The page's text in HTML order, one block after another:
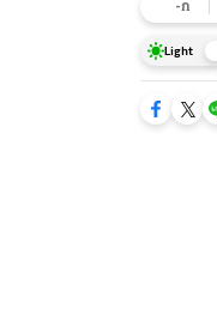
-ก
Light